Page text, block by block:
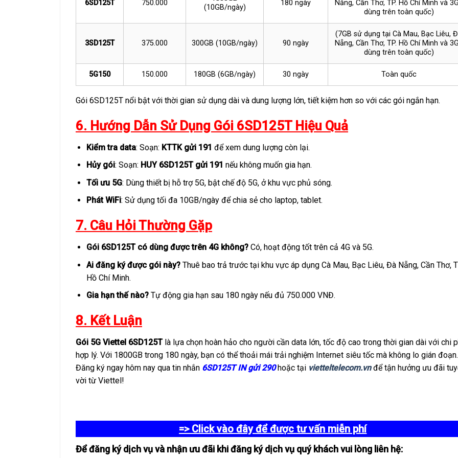
6SD125T 750.000
(10GB/ngày)
180 ngày
Nẵng, Cần Thơ, TP. Hồ Chí Minh và
dùng trên toàn quốc)
3SD125T 375.000 300GB (10GB/ngày) 90 ngày
(7GB sử dụng tại Cà Mau, Bạc Liêu,
Nẵng, Cần Thơ, TP. Hồ Chí Minh và
dùng trên toàn quốc)
5G150 150.000 180GB (6GB/ngày) 30 ngày Toàn quốc
Gói 6SD125T nổi bật với thời gian sử dụng dài và dung lượng lớn, tiết kiệm hơn so với các gói ngắn hạn.
6. Hướng Dẫn Sử Dụng Gói 6SD125T Hiệu Quả
Kiểm tra data: Soạn: KTTK gửi 191 để xem dung lượng còn lại.
Hủy gói: Soạn: HUY 6SD125T gửi 191 nếu không muốn gia hạn.
Tối ưu 5G: Dùng thiết bị hỗ trợ 5G, bật chế độ 5G, ở khu vực phủ sóng.
Phát WiFi: Sử dụng tối đa 10GB/ngày để chia sẻ cho laptop, tablet.
7. Câu Hỏi Thường Gặp
Gói 6SD125T có dùng được trên 4G không?Có, hoạt động tốt trên cả 4G và 5G.
Ai đăng ký được gói này?Thuê bao trả trước tại khu vực áp dụng Cà Mau, Bạc Liêu, Đà Nẵng, Cần Thơ,
Hồ Chí Minh.
Gia hạn thế nào?Tự động gia hạn sau 180 ngày nếu đủ 750.000 VNĐ.
8. Kết Luận
Gói 5G Viettel 6SD125Tlà lựa chọn hoàn hảo cho người cần data lớn, tốc độ cao trong thời gian dài với chi
hợp lý. Với 1800GB trong 180 ngày, bạn có thể thoải mái trải nghiệm Internet siêu tốc mà không lo gián đoạn.
Đăng ký ngay hôm nay qua tin nhắn 6SD125T IN gửi 290hoặc tại vietteltelecom.vnđể tận hưởng ưu đãi
vời từ Viettel!
=> Click vào đây để được tư vấn miễn phí
Để đăng ký dịch vụ và nhận ưu đãi khi đăng ký dịch vụ quý khách vui lòng liên hệ: